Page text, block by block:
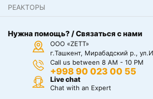
РЕАКТОРЫ
Нужна помощь? / Связаться с нами
ООО «ZETT»
г.Ташкент, Мирабадский р.,
Call us between 8 AM - 10 PM
+998 90 023 00 55
Live chat
Chat with an Expert